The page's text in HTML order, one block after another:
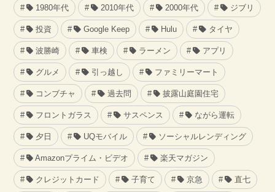
1980年代 2010年代 2000年代 ジブリ
投資 Google Keep Hulu タイヤ
波勝崎 車検 ラーメン アプリ
グルメ 引っ越し ファミリーマート
コンブチャ 過去問 披露山庭園住宅
フロントガラス サスペンス ながら運転
夕日 UQモバイル ソーシャルレンディング
Amazonプライム・ビデオ 楽天マガジン
クレジットカード 子育て 京急 直七